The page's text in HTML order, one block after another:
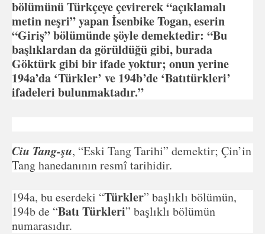
bölümünü Türkçeye çevirerek “açıklamalı
metin neşri” yapan İsenbike Togan, eserin
“Giriş” bölümünde şöyle demektedir: “Bu
başlıklardan da görüldüğü gibi, burada
Göktürk gibi bir ifade yoktur; onun yerine
194a’da ‘Türkler’ ve 194b’de ‘Batıtürkleri’
ifadeleri bulunmaktadır.”
Ciu Tang-şu, “Eski Tang Tarihi” demektir; Çin’in
Tang hanedanının resmî tarihidir.
194a, bu eserdeki “Türkler” başlıklı bölümün,
194b de “Batı Türkleri” başlıklı bölümün
numarasıdır.